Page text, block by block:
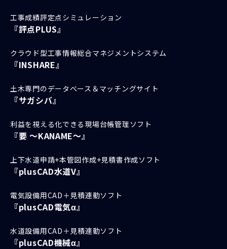
工事成績評定点シミュレーション
『評点PLUS』
クラウド型工事情報総合マネジメントシステム
『INSHARE』
土木専門のデータベース＆マッチングサイト
『サガシバ』
利益を視える化できる現場台帳管理ソフト
『要 ～KANAME～』
上下水道申請+本管図作成+見積書作成ソフト
『plusCAD水道V』
電気設備用CAD＋見積連動ソフト
『plusCAD電気α』
水道設備用CAD＋見積連動ソフト
『plusCAD機械α』